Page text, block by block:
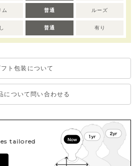
めかしシーンにもおすすめです。
ジーケア仕様でデイリー使いにも安
ろん出産祝いやベビー服ギフトとして
です。
ているため、乾燥機のご使用はお控
します。
り実際の商品の色味と異なって見える
などにより、他の衣類や下着、バッ
後はタオルで軽く水気を取り、形を
ム 普通 ルーズ
普通 有り
フト包装について
について問い合わせる
tailored